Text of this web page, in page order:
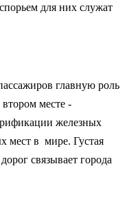
для них служат
главную роль
месте -
железных
мест в мире. Густая
связывает города